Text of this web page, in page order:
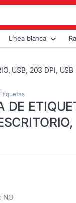
Línea blanca
USB, 203 DPI, USB
DE
NO